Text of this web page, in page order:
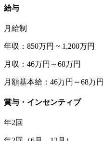
給与
月給制
年収：850万円 ~ 1,200万円
月収：46万円～68万円
月額基本給：46万円～68万円
賞与・インセンティブ
年2回